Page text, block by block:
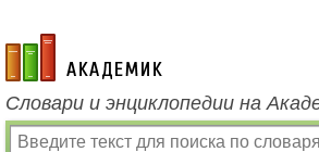
academic.ru
Словари и энциклопедии на